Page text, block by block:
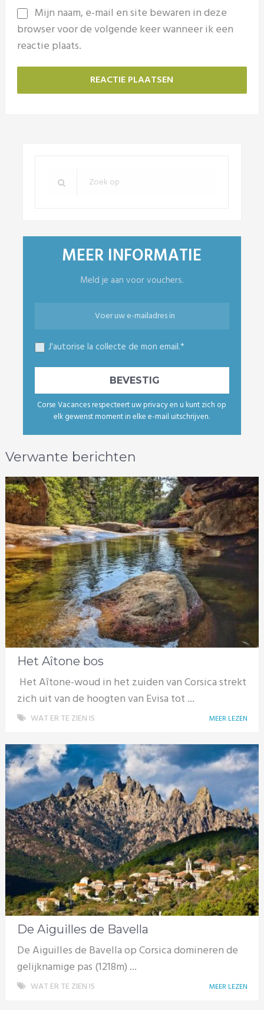
Mijn naam, e-mail en site bewaren in deze
browser voor de volgende keer wanneer ik een
reactie plaats.
MEER INFORMATIE
Meld je aan voor vouchers.
J'autorise la collecte de mon email.*
Corse Vacances respecteert uw privacy en u kunt zich op
elk gewenst moment in elke e-mail uitschrijven.
Verwante berichten
Het Aîtone bos
Het Aîtone-woud in het zuiden van Corsica strekt
zich uit van de hoogten van Evisa tot ...
WAT ER TE ZIEN IS MEER LEZEN
De Aiguilles de Bavella
De Aiguilles de Bavella op Corsica domineren de
gelijknamige pas (1218m) ...
WAT ER TE ZIEN IS MEER LEZEN